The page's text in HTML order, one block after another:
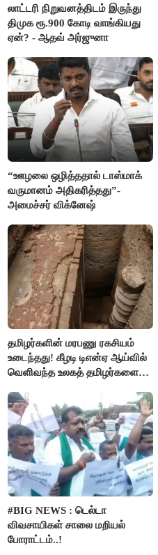
லாட்டரி நிறுவனத்திடம் இருந்து
திமுக ரூ.900 கோடி வாங்கியது
ஏன்? - ஆதவ் அர்ஜுனா
“ஊழலை ஒழித்ததால் டாஸ்மாக்
வருமானம் அதிகரித்தது”-
அமைச்சர் விக்னேஷ்
தமிழர்களின் மரபணு ரகசியம்
உடைந்தது! கீழடி டிஎன்ஏ ஆய்வில்
வெளிவந்த உலகத் தமிழர்களை
#BIG NEWS : டெல்டா
விவசாயிகள் சாலை மறியல்
போராட்டம்..!